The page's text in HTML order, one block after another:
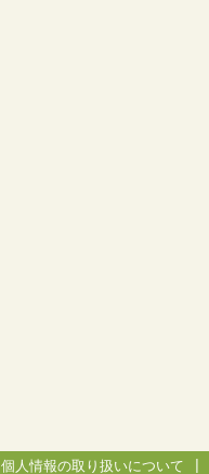
個人情報の取り扱いについて